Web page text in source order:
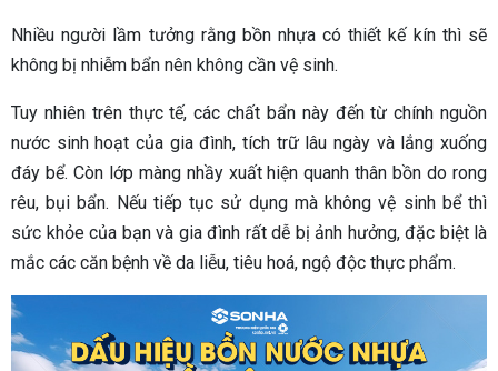
Nhiều người lầm tưởng rằng bồn nhựa có thiết kế kín thì sẽ
không bị nhiễm bẩn nên không cần vệ sinh.
Tuy nhiên trên thực tế, các chất bẩn này đến từ chính nguồn
nước sinh hoạt của gia đình, tích trữ lâu ngày và lắng xuống
đáy bể. Còn lớp màng nhầy xuất hiện quanh thân bồn do rong
rêu, bụi bẩn. Nếu tiếp tục sử dụng mà không vệ sinh bể thì
sức khỏe của bạn và gia đình rất dễ bị ảnh hưởng, đặc biệt là
mắc các căn bệnh về da liễu, tiêu hoá, ngộ độc thực phẩm.